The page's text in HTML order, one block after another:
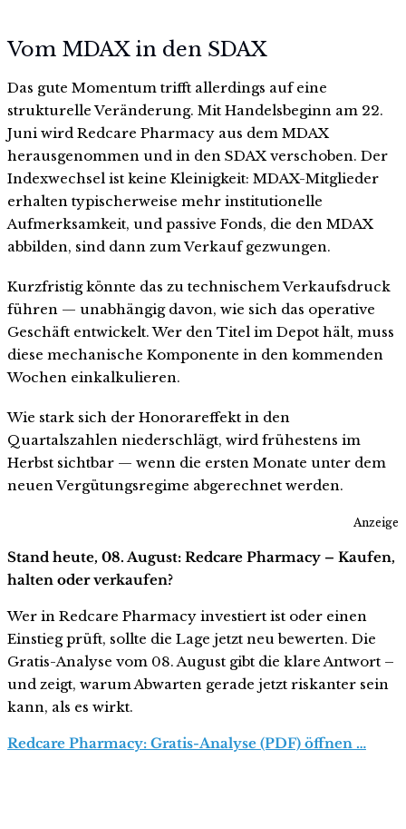
Vom MDAX in den SDAX
Das gute Momentum trifft allerdings auf eine
strukturelle Veränderung. Mit Handelsbeginn am 22.
Juni wird Redcare Pharmacy aus dem MDAX
herausgenommen und in den SDAX verschoben. Der
Indexwechsel ist keine Kleinigkeit: MDAX-Mitglieder
erhalten typischerweise mehr institutionelle
Aufmerksamkeit, und passive Fonds, die den MDAX
abbilden, sind dann zum Verkauf gezwungen.
Kurzfristig könnte das zu technischem Verkaufsdruck
führen — unabhängig davon, wie sich das operative
Geschäft entwickelt. Wer den Titel im Depot hält, muss
diese mechanische Komponente in den kommenden
Wochen einkalkulieren.
Wie stark sich der Honorareffekt in den
Quartalszahlen niederschlägt, wird frühestens im
Herbst sichtbar — wenn die ersten Monate unter dem
neuen Vergütungsregime abgerechnet werden.
Anzeige
Stand heute, 08. August: Redcare Pharmacy – Kaufen,
halten oder verkaufen?
Wer in Redcare Pharmacy investiert ist oder einen
Einstieg prüft, sollte die Lage jetzt neu bewerten. Die
Gratis-Analyse vom 08. August gibt die klare Antwort –
und zeigt, warum Abwarten gerade jetzt riskanter sein
kann, als es wirkt.
Redcare Pharmacy: Gratis-Analyse (PDF) öffnen …